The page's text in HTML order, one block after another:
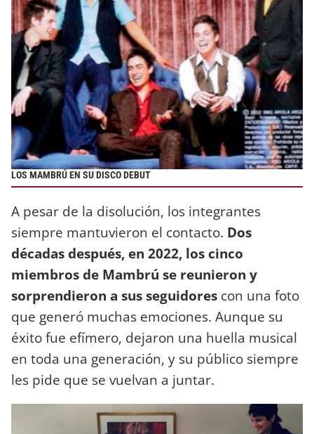
LOS MAMBRÚ EN SU DISCO DEBUT
A pesar de la disolución, los integrantes
siempre mantuvieron el contacto. Dos
décadas después, en 2022, los cinco
miembros de Mambrú se reunieron y
sorprendieron a sus seguidores con una foto
que generó muchas emociones. Aunque su
éxito fue efímero, dejaron una huella musical
en toda una generación, y su público siempre
les pide que se vuelvan a juntar.